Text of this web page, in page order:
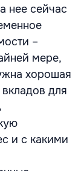
нее сейчас
–
мере,
хорошая
для
и с какими